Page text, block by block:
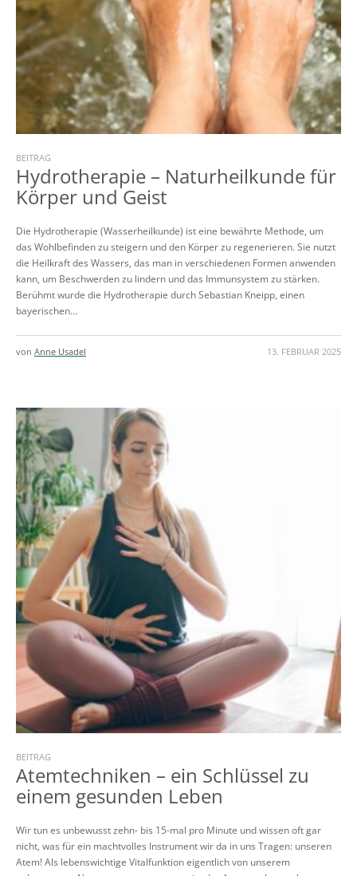
BEITRAG
Hydrotherapie – Naturheilkunde für
Körper und Geist
Die Hydrotherapie (Wasserheilkunde) ist eine bewährte Methode, um
das Wohlbefinden zu steigern und den Körper zu regenerieren. Sie nutzt
die Heilkraft des Wassers, das man in verschiedenen Formen anwenden
kann, um Beschwerden zu lindern und das Immunsystem zu stärken.
Berühmt wurde die Hydrotherapie durch Sebastian Kneipp, einen
bayerischen...
13. FEBRUAR 2025
von Anne Usadel
BEITRAG
Atemtechniken – ein Schlüssel zu
einem gesunden Leben
Wir tun es unbewusst zehn- bis 15-mal pro Minute und wissen oft gar
nicht, was für ein machtvolles Instrument wir da in uns Tragen: unseren
Atem! Als lebenswichtige Vitalfunktion eigentlich von unserem